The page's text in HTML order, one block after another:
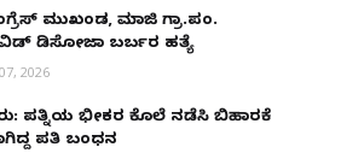
ಮುಖಂಡ, ಮಾಜಿ ಗ್ರಾ.ಪಂ.
ಡಿಸೋಜಾ ಬರ್ಬರ ಹತ್ಯೆ
2026
ಪತ್ನಿಯ ಭೀಕರ ಕೊಲೆ ನಡೆಸಿ ಬಿಹಾರಕ್ಕೆ
ಪತಿ ಬಂಧನ